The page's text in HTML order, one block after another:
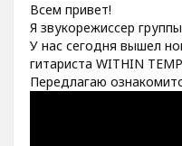
Всем привет!
Я звукорежиссер группы
У нас сегодня вышел
гитариста WITHIN
Передлагаю